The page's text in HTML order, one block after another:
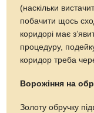
(наскільки
побачити щось
коридорі має
процедуру,
коридор треба
Ворожіння на
Золоту обручку